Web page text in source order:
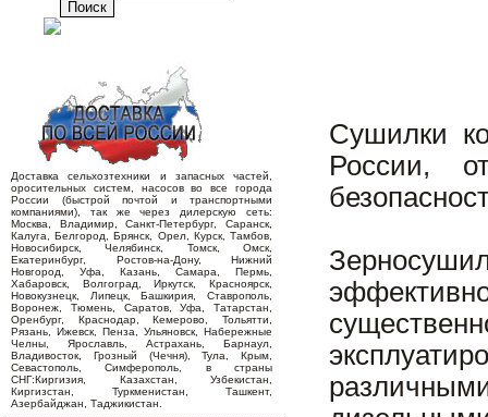
Доставка сельхозтехники и запасных частей,
оросительных систем, насосов во все города
России (быстрой почтой и транспортными
компаниями), так же через дилерскую сеть:
Москва, Владимир, Санкт-Петербург, Саранск,
Калуга, Белгород, Брянск, Орел, Курск, Тамбов,
Новосибирск, Челябинск, Томск, Омск,
Екатеринбург, Ростов-на-Дону, Нижний
Новгород, Уфа, Казань, Самара, Пермь,
Хабаровск, Волгоград, Иркутск, Красноярск,
Новокузнецк, Липецк, Башкирия, Ставрополь,
Воронеж, Тюмень, Саратов, Уфа, Татарстан,
Оренбург, Краснодар, Кемерово, Тольятти,
Рязань, Ижевск, Пенза, Ульяновск, Набережные
Челны, Ярославль, Астрахань, Барнаул,
Владивосток, Грозный (Чечня), Тула, Крым,
Севастополь, Симферополь, в страны
СНГ:Киргизия, Казахстан, Узбекистан,
Киргизстан, Туркменистан, Ташкент,
Азербайджан, Таджикистан.
Сушилки
России,